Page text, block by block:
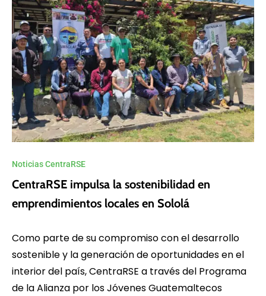
Noticias CentraRSE
CentraRSE impulsa la sostenibilidad en
emprendimientos locales en Sololá
Como parte de su compromiso con el desarrollo
sostenible y la generación de oportunidades en el
interior del país, CentraRSE a través del Programa
de la Alianza por los Jóvenes Guatemaltecos